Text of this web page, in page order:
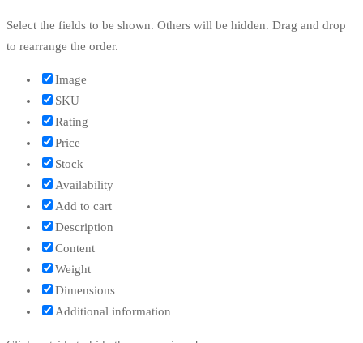
Select the fields to be shown. Others will be hidden. Drag and drop
to rearrange the order.
Image
SKU
Rating
Price
Stock
Availability
Add to cart
Description
Content
Weight
Dimensions
Additional information